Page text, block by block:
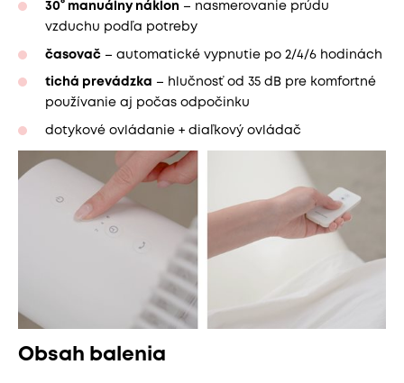
30° manuálny náklon – nasmerovanie prúdu
vzduchu podľa potreby
časovač – automatické vypnutie po 2/4/6 hodinách
tichá prevádzka – hlučnosť od 35 dB pre komfortné
používanie aj počas odpočinku
dotykové ovládanie + diaľkový ovládač
Obsah balenia